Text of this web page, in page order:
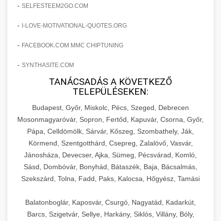
amelyek valós eredményeket hoznak.
szonyegtisztito.net
marketing stratégiai tervrajz
útjáról, bemutatva az utat a küzdő praxistól a
virágzó vállalkozásig 150%-os növekedéssel.
klinika átalakulási történet
Érdeklődés 150%-os Fokozása
Technikák és módszerek a páciensek
érdeklődésének és elkötelezettségének drámai
növeléséhez. Egy 150%-os fellendülési
esettanulmány gyakorlati betekintésekkel.
weboldal-keszites.co
elkötelezettség erősítési módszerek
🎮 19. AI Google Ads és Meta
Kampány Kezelés
Fejlett AI-alapú Google Ads és Meta hirdetési
kampánykezelés. Optimalizálja hirdetési
költségvetését gépi tanulással és
automatizálással.
aikampany.hu AI hirdetési automatizálás
🍞 20. Ipari Dagasztógép +
Professzionális ipari dagasztógépek és
tésztakeverő gépek pékségek és kereskedelmi
konyhák számára. Masszív konstrukció
megbízható teljesítményhez.
🔪 21. Ipari Szeletelőgép +
Ipari hús- és sajtszeletelő gépek professzionális
élelmiszer-előkészítéshez. Precíziós vágás
📦 22. Vákuumozó Gép
- SELFESTEEM2GO.COM
- I-LOVE-MOTIVATIONAL-QUOTES.ORG
- FACEBOOK.COM MMC CHIPTUNING
- SYNTHASITE.COM
TANÁCSADÁS A KÖVETKEZŐ
TELEPÜLÉSEKEN:
Budapest, Győr, Miskolc, Pécs, Szeged, Debrecen
Mosonmagyaróvár, Sopron, Fertőd, Kapuvár, Csorna, Győr,
Pápa, Celldömölk, Sárvár, Kőszeg, Szombathely, Ják,
Körmend, Szentgotthárd, Csepreg, Zalalövő, Vasvár,
Jánosháza, Devecser, Ajka, Sümeg, Pécsvárad, Komló,
Sásd, Dombóvár, Bonyhád, Bátaszék, Baja, Bácsalmás,
Szekszárd, Tolna, Fadd, Paks, Kalocsa, Hőgyész, Tamási
Balatonboglár, Kaposvár, Csurgó, Nagyatád, Kadarkút,
Barcs, Szigetvár, Sellye, Harkány, Siklós, Villány, Bóly,